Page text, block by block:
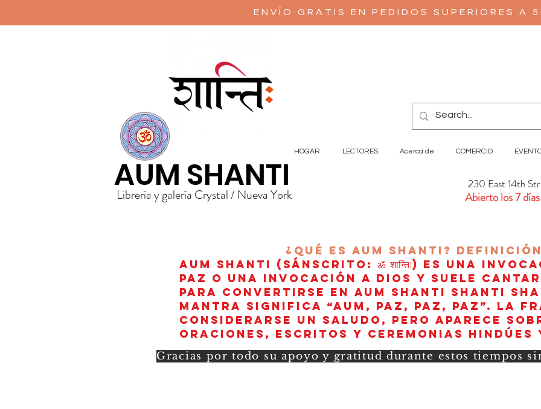
ENVÍO GRATIS EN PEDIDOS SUPERIORES A
Librería y galería Crystal / Nueva York
AUM SHANTI 230 East 14th
Abierto los 7
HOGAR LECTORES Acerca de COMERCIO
¿Qué es AUM Shanti? Definición
AUM Shanti (sánscrito: ॐ शान्तिः) es una
paz o una invocación a Dios y suele
para convertirse en aum shanti shanti
mantra significa “AUM, paz, paz, paz”. La
considerarse un saludo, pero aparece
oraciones, escritos y ceremonias hindúes
Gracias por todo su apoyo y gratitud durante estos tiempos